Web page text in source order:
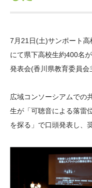
年報一覧
科学教育振興助成
ログラム助成
アクセス
サイトマップ
日本語
7月21日(土)サンポート
にて県下高校生約400名
発表会(香川県教育委員会
広域コンソーシアムでの
生が「可聴音による落雷
を探る」で口頭発表し、